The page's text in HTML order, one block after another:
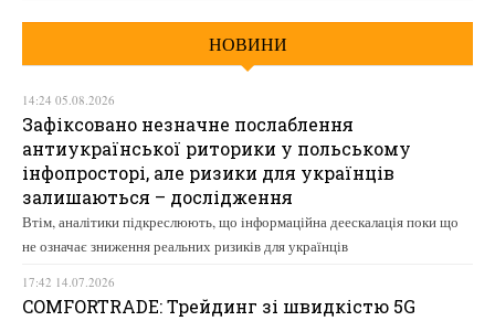
НОВИНИ
14:24 05.08.2026
Зафіксовано незначне послаблення
антиукраїнської риторики у польському
інфопросторі, але ризики для українців
залишаються – дослідження
Втім, аналітики підкреслюють, що інформаційна деескалація поки що
не означає зниження реальних ризиків для українців
17:42 14.07.2026
COMFORTRADE: Трейдинг зі швидкістю 5G